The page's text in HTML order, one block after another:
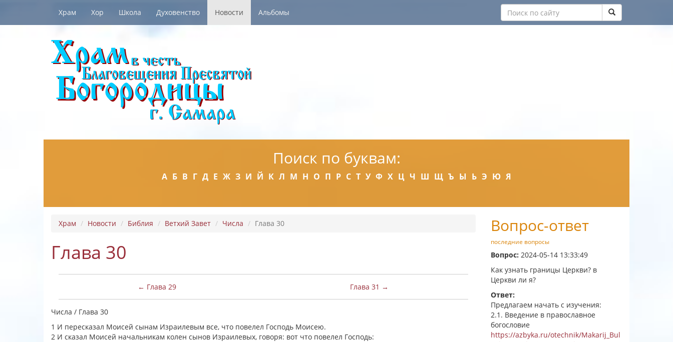
Храм Хор Школа Духовенство Новости Альбомы
Поиск по буквам:
А Б В Г Д Е Ж З И Й К Л М Н О П Р С Т У Ф Х Ц Ч Ш Щ Ъ Ы Ь Э Ю Я
Храм Новости Библия Ветхий Завет Числа Глава 30
Глава 30
← Глава 29 Глава 31 →
Числа / Глава 30
1 И пересказал Моисей сынам Израилевым все, что повелел Господь Моисею.
2 И сказал Моисей начальникам колен сынов Израилевых, говоря: вот что повелел Господь:
Вопрос-ответ
последние вопросы
Вопрос: 2024-05-14 13:33:49
Как узнать границы Церкви? в
Церкви ли я?
Ответ:
Предлагаем начать с изучения:
2.1. Введение в православное
богословие
https://azbyka.ru/otechnik/Makarij_Bul